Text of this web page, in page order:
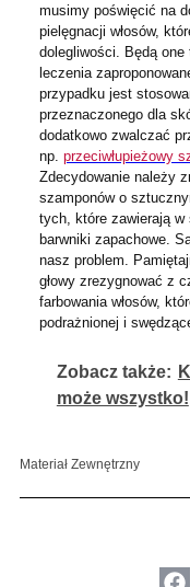
musimy poświęcić na
pielęgnacji włosów,
dolegliwości. Będą one
leczenia
przypadku jest
przeznaczonego dla
dodatkowo zwalczać
np. przeciwłupieżowy
Zdecydowanie należy
szamponów o
tych, które zawierają
barwniki zapachowe.
nasz problem.
głowy zrezygnować z
farbowania włosów,
podrażnionej i
Zobacz także:
może wszystko!
Materiał Zewnętrzny